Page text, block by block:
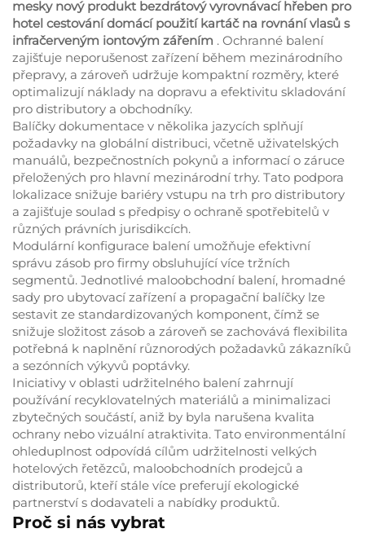
mesky nový produkt bezdrátový vyrovnávací hřeben pro
hotel cestování domácí použití kartáč na rovnání vlasů s
infračerveným iontovým zářením . Ochranné balení
zajišťuje neporušenost zařízení během mezinárodního
přepravy, a zároveň udržuje kompaktní rozměry, které
optimalizují náklady na dopravu a efektivitu skladování
pro distributory a obchodníky.
Balíčky dokumentace v několika jazycích splňují
požadavky na globální distribuci, včetně uživatelských
manuálů, bezpečnostních pokynů a informací o záruce
přeložených pro hlavní mezinárodní trhy. Tato podpora
lokalizace snižuje bariéry vstupu na trh pro distributory
a zajišťuje soulad s předpisy o ochraně spotřebitelů v
různých právních jurisdikcích.
Modulární konfigurace balení umožňuje efektivní
správu zásob pro firmy obsluhující více tržních
segmentů. Jednotlivé maloobchodní balení, hromadné
sady pro ubytovací zařízení a propagační balíčky lze
sestavit ze standardizovaných komponent, čímž se
snižuje složitost zásob a zároveň se zachovává flexibilita
potřebná k naplnění různorodých požadavků zákazníků
a sezónních výkyvů poptávky.
Iniciativy v oblasti udržitelného balení zahrnují
používání recyklovatelných materiálů a minimalizaci
zbytečných součástí, aniž by byla narušena kvalita
ochrany nebo vizuální atraktivita. Tato environmentální
ohleduplnost odpovídá cílům udržitelnosti velkých
hotelových řetězců, maloobchodních prodejců a
distributorů, kteří stále více preferují ekologické
partnerství s dodavateli a nabídky produktů.
Proč si nás vybrat